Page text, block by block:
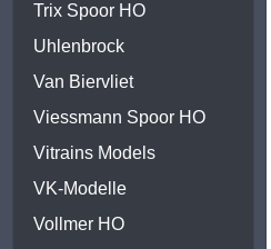
Trix Spoor HO
Uhlenbrock
Van Biervliet
Viessmann Spoor HO
Vitrains Models
VK-Modelle
Vollmer HO